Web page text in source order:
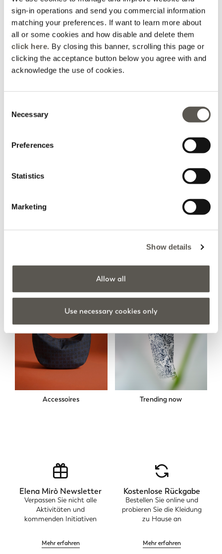
sign-in operations and send you commercial information
matching your preferences. If want to learn more about
all or some cookies and how disable and delete them
click here. By closing this banner, scrolling this page or
clicking the acceptance button below you agree with and
acknowledge the use of cookies.
Selection
Necessary
Preferences
Statistics
Marketing
Show details
Allow all
Use necessary cookies only
Mäntel und Daunenjacken Denim
Sweatshirts
Accessoires Trending now
Elena Mirò Newsletter
Verpassen Sie nicht alle
Aktivitäten und
kommenden Initiativen
Mehr erfahren
Kostenlose Rückgabe
Bestellen Sie online und
probieren Sie die Kleidung
zu Hause an
Mehr erfahren